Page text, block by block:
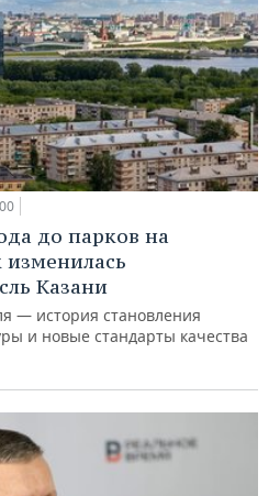
до парков на
Казани
— история становления
и новые стандарты качества